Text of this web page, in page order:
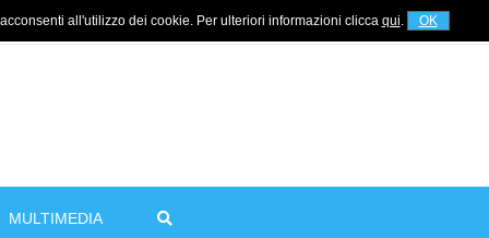
all'utilizzo dei cookie. Per ulteriori informazioni clicca qui. OK
Per informazioni+39 320 5753268
MULTIMEDIA